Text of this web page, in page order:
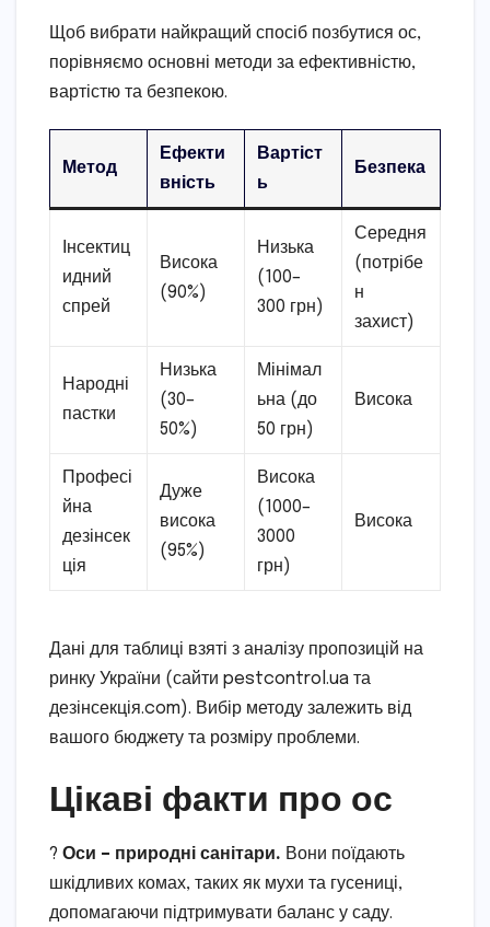
Щоб вибрати найкращий спосіб позбутися ос,
порівняємо основні методи за ефективністю,
вартістю та безпекою.
Метод
Ефекти
вність
Вартіст
ь
Безпека
Інсектиц
идний
спрей
Висока
(90%)
Низька
(100–
300 грн)
Середня
(потрібе
н
захист)
Народні
пастки
Низька
(30–
50%)
Мінімал
ьна (до
50 грн)
Висока
Професі
йна
дезінсек
ція
Дуже
висока
(95%)
Висока
(1000–
3000
грн)
Висока
Дані для таблиці взяті з аналізу пропозицій на
ринку України (сайти pestcontrol.ua та
дезінсекція.com). Вибір методу залежить від
вашого бюджету та розміру проблеми.
Цікаві факти про ос
? Оси – природні санітари. Вони поїдають
шкідливих комах, таких як мухи та гусениці,
допомагаючи підтримувати баланс у саду.